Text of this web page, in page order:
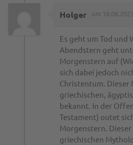
Holger am 18.06.2023
Es geht um Tod und
Abendstern geht
Morgenstern auf
sich dabei jedoch
Christentum. Dieser
griechischen,
bekannt. In der
Testament) outet
Morgenstern.
griechischen